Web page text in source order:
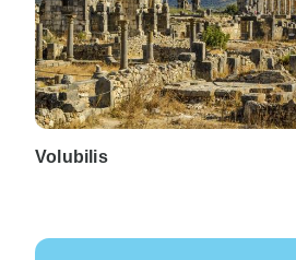
Volubilis